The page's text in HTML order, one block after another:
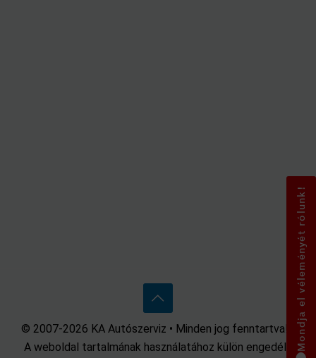
Mondja el véleményét rólunk!
© 2007-2026 KA Autószerviz • Minden jog fenntartva! •
A weboldal tartalmának használatához külön engedély